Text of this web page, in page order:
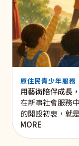
原住民青少年服務
用藝術陪伴成長
在新事社會服務
的開設初衷，就
MORE